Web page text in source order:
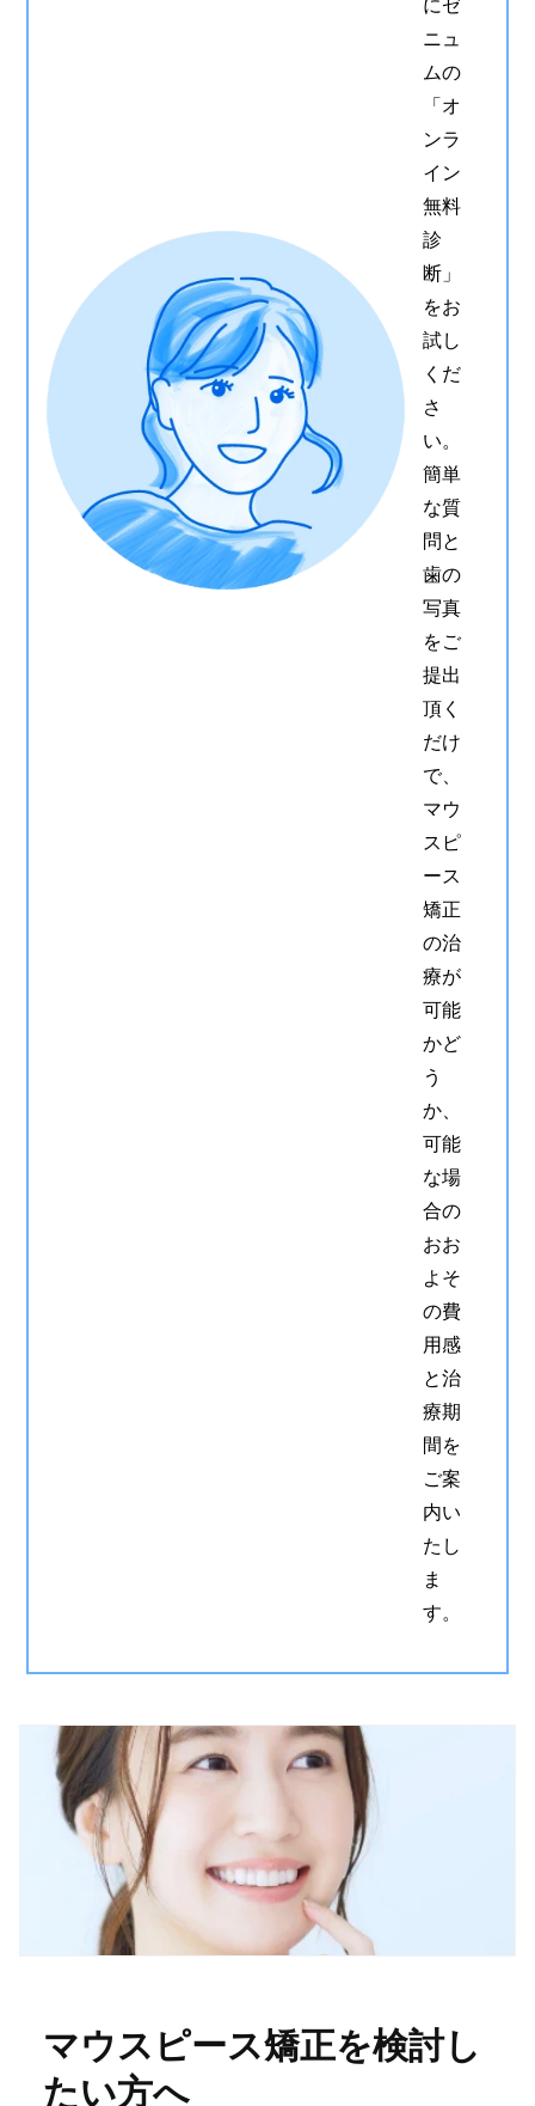
にゼ
ニュ
ムの
「オ
ンラ
イン
無料
診
断」
をお
試し
くだ
さ
い。
簡単
な質
問と
歯の
写真
をご
提出
頂く
だけ
で、
マウ
スピ
ース
矯正
の治
療が
可能
かど
う
か、
可能
な場
合の
おお
よそ
の費
用感
と治
療期
間を
ご案
内い
たし
ま
す。
マウスピース矯正を検討し
たい方へ